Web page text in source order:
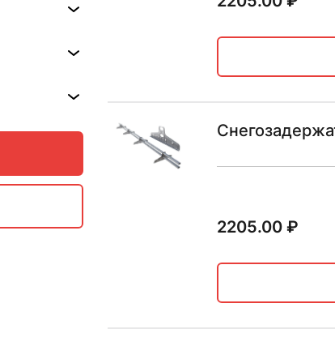
2205.00₽